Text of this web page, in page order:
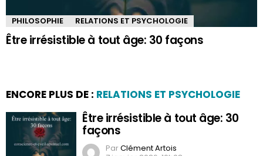
PHILOSOPHIE RELATIONS ET PSYCHOLOGIE
Être irrésistible à tout âge: 30 façons
ENCORE PLUS DE : RELATIONS ET PSYCHOLOGIE
Être irrésistible à tout âge: 30
façons
ParClément Artois